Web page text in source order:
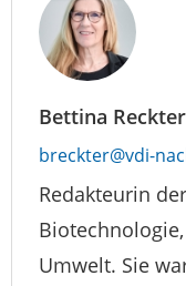
Bettina Reckter
breckter@vdi-
Redakteurin
Umwelt. Sie